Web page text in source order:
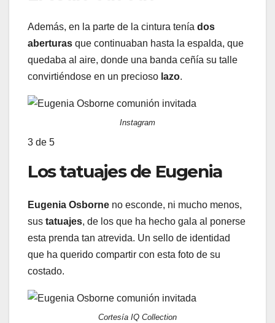
Además, en la parte de la cintura tenía dos
aberturas que continuaban hasta la espalda, que
quedaba al aire, donde una banda ceñía su talle
convirtiéndose en un precioso lazo.
Instagram
3 de 5
Los tatuajes de Eugenia
Eugenia Osborne no esconde, ni mucho menos,
sus tatuajes, de los que ha hecho gala al ponerse
esta prenda tan atrevida. Un sello de identidad
que ha querido compartir con esta foto de su
costado.
Cortesía IQ Collection